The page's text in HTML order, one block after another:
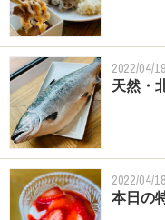
2022/04/19
天然・
2022/04/18
本日の